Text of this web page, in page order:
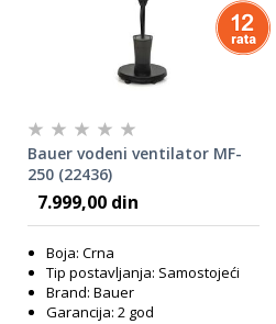
Bauer vodeni ventilator MF-
250 (22436)
7.999,00 din
Boja: Crna
Tip postavljanja: Samostojeći
Brand: Bauer
Garancija: 2 god